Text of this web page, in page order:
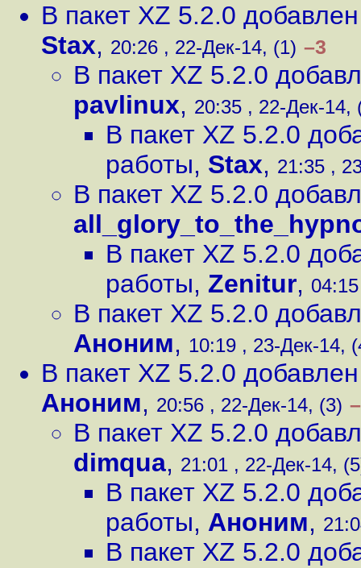
В пакет XZ 5.2.0
Stax, 20:26 , 22-Дек-14, (1) –3
В пакет XZ 5.2.0
pavlinux, 20:35 , 22-Дек-14,
В пакет XZ 5.2.0
работы, Stax, 21:35 ,
В пакет XZ 5.2.0
В пакет XZ 5.2.0
работы, Zenitur,
В пакет XZ 5.2.0
Аноним, 10:19 , 23-Дек-14,
В пакет XZ 5.2.0
Аноним, 20:56 , 22-Дек-14, (3)
В пакет XZ 5.2.0
dimqua, 21:01 , 22-Дек-14,
В пакет XZ 5.2.0
работы, Аноним,
В пакет XZ 5.2.0